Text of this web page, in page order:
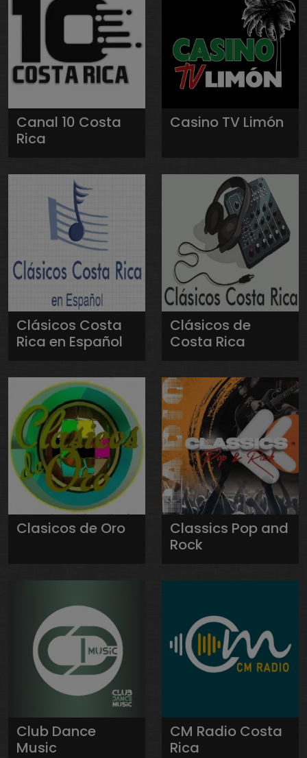
Canal 10 Costa
Rica
Casino TV Limón
Clásicos Costa
Rica en Español
Clásicos de
Costa Rica
Clasicos de Oro
Classics Pop and
Rock
Club Dance
Music
CM Radio Costa
Rica